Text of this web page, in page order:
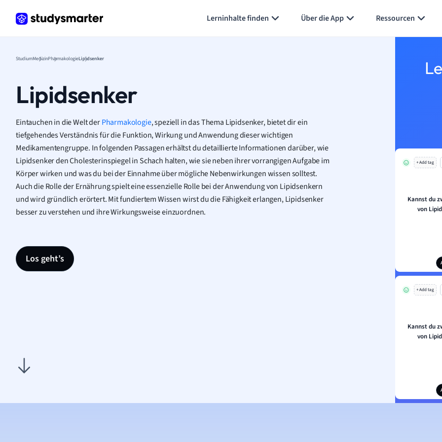
Lerninhalte finden Über die App Ressourcen
StudiumMedizinPharmakologieLipidsenker
Lipidsenker
Eintauchen in die Welt derPharmakologie, speziell in das Thema Lipidsenker, bietet dir ein
tiefgehendes Verständnis für die Funktion, Wirkung und Anwendung dieser wichtigen
Medikamentengruppe. In folgenden Passagen erhältst du detaillierte Informationen darüber, wie
Lipidsenker den Cholesterinspiegel in Schach halten, wie sie neben ihrer vorrangigen Aufgabe im
Körper wirken und was du bei der Einnahme über mögliche Nebenwirkungen wissen solltest.
Auch die Rolle der Ernährung spielt eine essenzielle Rolle bei der Anwendung von Lipidsenkern
und wird gründlich erörtert. Mit fundiertem Wissen wirst du die Fähigkeit erlangen, Lipidsenker
besser zu verstehen und ihre Wirkungsweise einzuordnen.
Los geht’s
+ Add tag
Kannst du
von
+ Add tag
Kannst du
von